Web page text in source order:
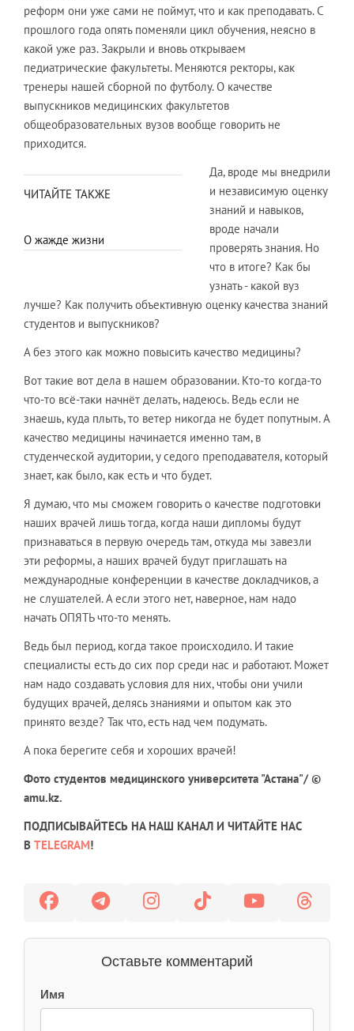
реформ они уже сами не поймут, что и как преподавать. С
прошлого года опять поменяли цикл обучения, неясно в
какой уже раз. Закрыли и вновь открываем
педиатрические факультеты. Меняются ректоры, как
тренеры нашей сборной по футболу. О качестве
выпускников медицинских факультетов
общеобразовательных вузов вообще говорить не
приходится.
ЧИТАЙТЕ ТАКЖЕ
О жажде жизни
Да, вроде мы внедрили
и независимую оценку
знаний и навыков,
вроде начали
проверять знания. Но
что в итоге? Как бы
узнать - какой вуз
лучше? Как получить объективную оценку качества знаний
студентов и выпускников?
А без этого как можно повысить качество медицины?
Вот такие вот дела в нашем образовании. Кто-то когда-то
что-то всё-таки начнёт делать, надеюсь. Ведь если не
знаешь, куда плыть, то ветер никогда не будет попутным. А
качество медицины начинается именно там, в
студенческой аудитории, у седого преподавателя, который
знает, как было, как есть и что будет.
Я думаю, что мы сможем говорить о качестве подготовки
наших врачей лишь тогда, когда наши дипломы будут
признаваться в первую очередь там, откуда мы завезли
эти реформы, а наших врачей будут приглашать на
международные конференции в качестве докладчиков, а
не слушателей. А если этого нет, наверное, нам надо
начать ОПЯТЬ что-то менять.
Ведь был период, когда такое происходило. И такие
специалисты есть до сих пор среди нас и работают. Может
нам надо создавать условия для них, чтобы они учили
будущих врачей, делясь знаниями и опытом как это
принято везде? Так что, есть над чем подумать.
А пока берегите себя и хороших врачей!
Фото студентов медицинского университета "Астана"/ ©
amu.kz.
ПОДПИСЫВАЙТЕСЬ НА НАШ КАНАЛ И ЧИТАЙТЕ НАС
В TELEGRAM!
Оставьте комментарий
Имя